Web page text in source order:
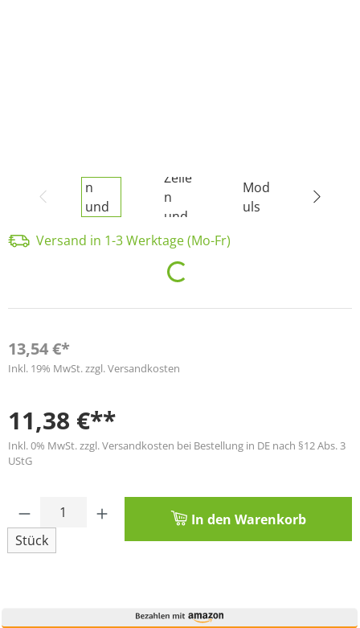
Versand in 1-3 Werktage (Mo-Fr)
Loading...
13,54 €*
Inkl. 19% MwSt. zzgl. Versandkosten
11,38 €**
Inkl. 0% MwSt. zzgl. Versandkosten bei Bestellung in DE nach §12 Abs. 3
UStG
Produkt Anzahl: Gib den gewünschten
Stück
In den Warenkorb